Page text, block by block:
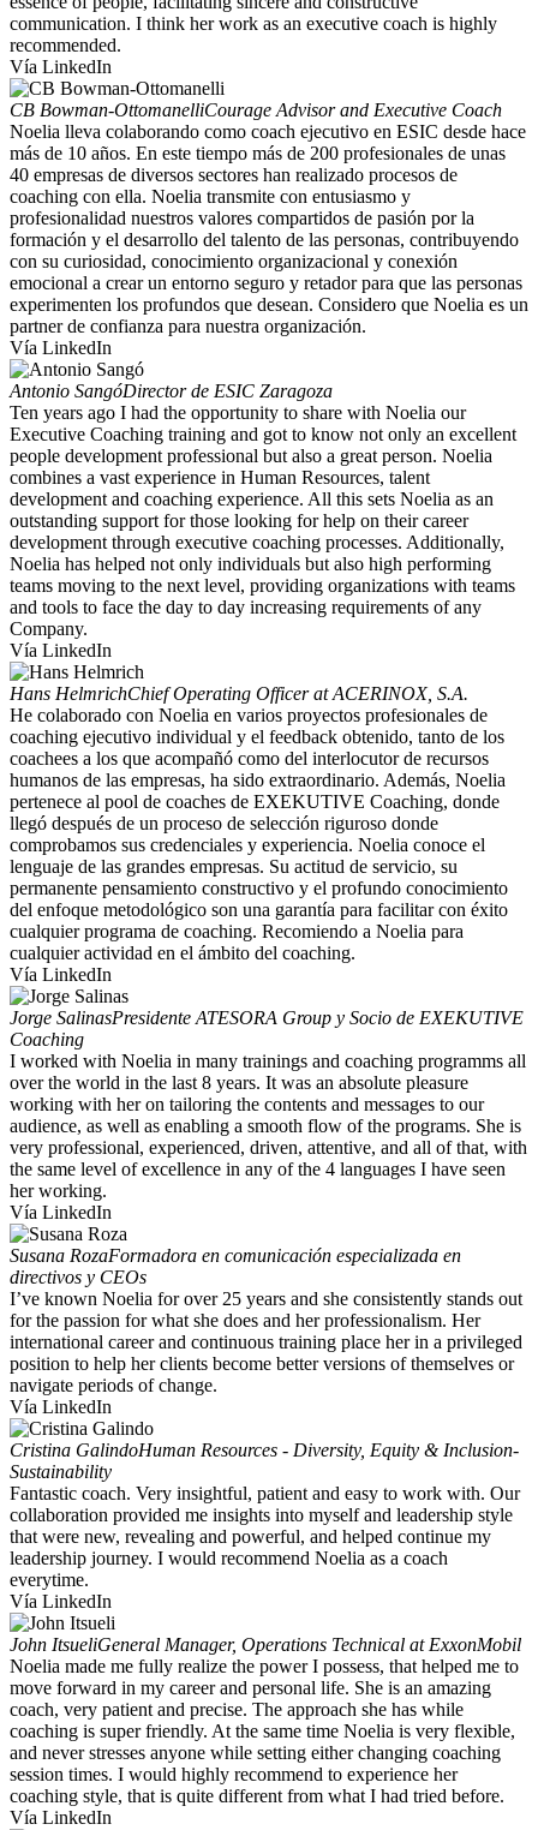
communication. I think her work as an executive coach is highly
recommended.
Vía LinkedIn
CB Bowman-OttomanelliCourage Advisor and Executive Coach
Noelia lleva colaborando como coach ejecutivo en ESIC desde hace
más de 10 años. En este tiempo más de 200 profesionales de unas
40 empresas de diversos sectores han realizado procesos de
coaching con ella. Noelia transmite con entusiasmo y
profesionalidad nuestros valores compartidos de pasión por la
formación y el desarrollo del talento de las personas, contribuyendo
con su curiosidad, conocimiento organizacional y conexión
emocional a crear un entorno seguro y retador para que las personas
experimenten los profundos que desean. Considero que Noelia es un
partner de confianza para nuestra organización.
Vía LinkedIn
Antonio SangóDirector de ESIC Zaragoza
Ten years ago I had the opportunity to share with Noelia our
Executive Coaching training and got to know not only an excellent
people development professional but also a great person. Noelia
combines a vast experience in Human Resources, talent
development and coaching experience. All this sets Noelia as an
outstanding support for those looking for help on their career
development through executive coaching processes. Additionally,
Noelia has helped not only individuals but also high performing
teams moving to the next level, providing organizations with teams
and tools to face the day to day increasing requirements of any
Company.
Vía LinkedIn
Hans HelmrichChief Operating Officer at ACERINOX, S.A.
He colaborado con Noelia en varios proyectos profesionales de
coaching ejecutivo individual y el feedback obtenido, tanto de los
coachees a los que acompañó como del interlocutor de recursos
humanos de las empresas, ha sido extraordinario. Además, Noelia
pertenece al pool de coaches de EXEKUTIVE Coaching, donde
llegó después de un proceso de selección riguroso donde
comprobamos sus credenciales y experiencia. Noelia conoce el
lenguaje de las grandes empresas. Su actitud de servicio, su
permanente pensamiento constructivo y el profundo conocimiento
del enfoque metodológico son una garantía para facilitar con éxito
cualquier programa de coaching. Recomiendo a Noelia para
cualquier actividad en el ámbito del coaching.
Vía LinkedIn
Jorge SalinasPresidente ATESORA Group y Socio de EXEKUTIVE
Coaching
I worked with Noelia in many trainings and coaching programms all
over the world in the last 8 years. It was an absolute pleasure
working with her on tailoring the contents and messages to our
audience, as well as enabling a smooth flow of the programs. She is
very professional, experienced, driven, attentive, and all of that, with
the same level of excellence in any of the 4 languages I have seen
her working.
Vía LinkedIn
Susana RozaFormadora en comunicación especializada en
directivos y CEOs
I’ve known Noelia for over 25 years and she consistently stands out
for the passion for what she does and her professionalism. Her
international career and continuous training place her in a privileged
position to help her clients become better versions of themselves or
navigate periods of change.
Vía LinkedIn
Cristina GalindoHuman Resources - Diversity, Equity & Inclusion-
Sustainability
Fantastic coach. Very insightful, patient and easy to work with. Our
collaboration provided me insights into myself and leadership style
that were new, revealing and powerful, and helped continue my
leadership journey. I would recommend Noelia as a coach
everytime.
Vía LinkedIn
John ItsueliGeneral Manager, Operations Technical at ExxonMobil
Noelia made me fully realize the power I possess, that helped me to
move forward in my career and personal life. She is an amazing
coach, very patient and precise. The approach she has while
coaching is super friendly. At the same time Noelia is very flexible,
and never stresses anyone while setting either changing coaching
session times. I would highly recommend to experience her
coaching style, that is quite different from what I had tried before.
Vía LinkedIn